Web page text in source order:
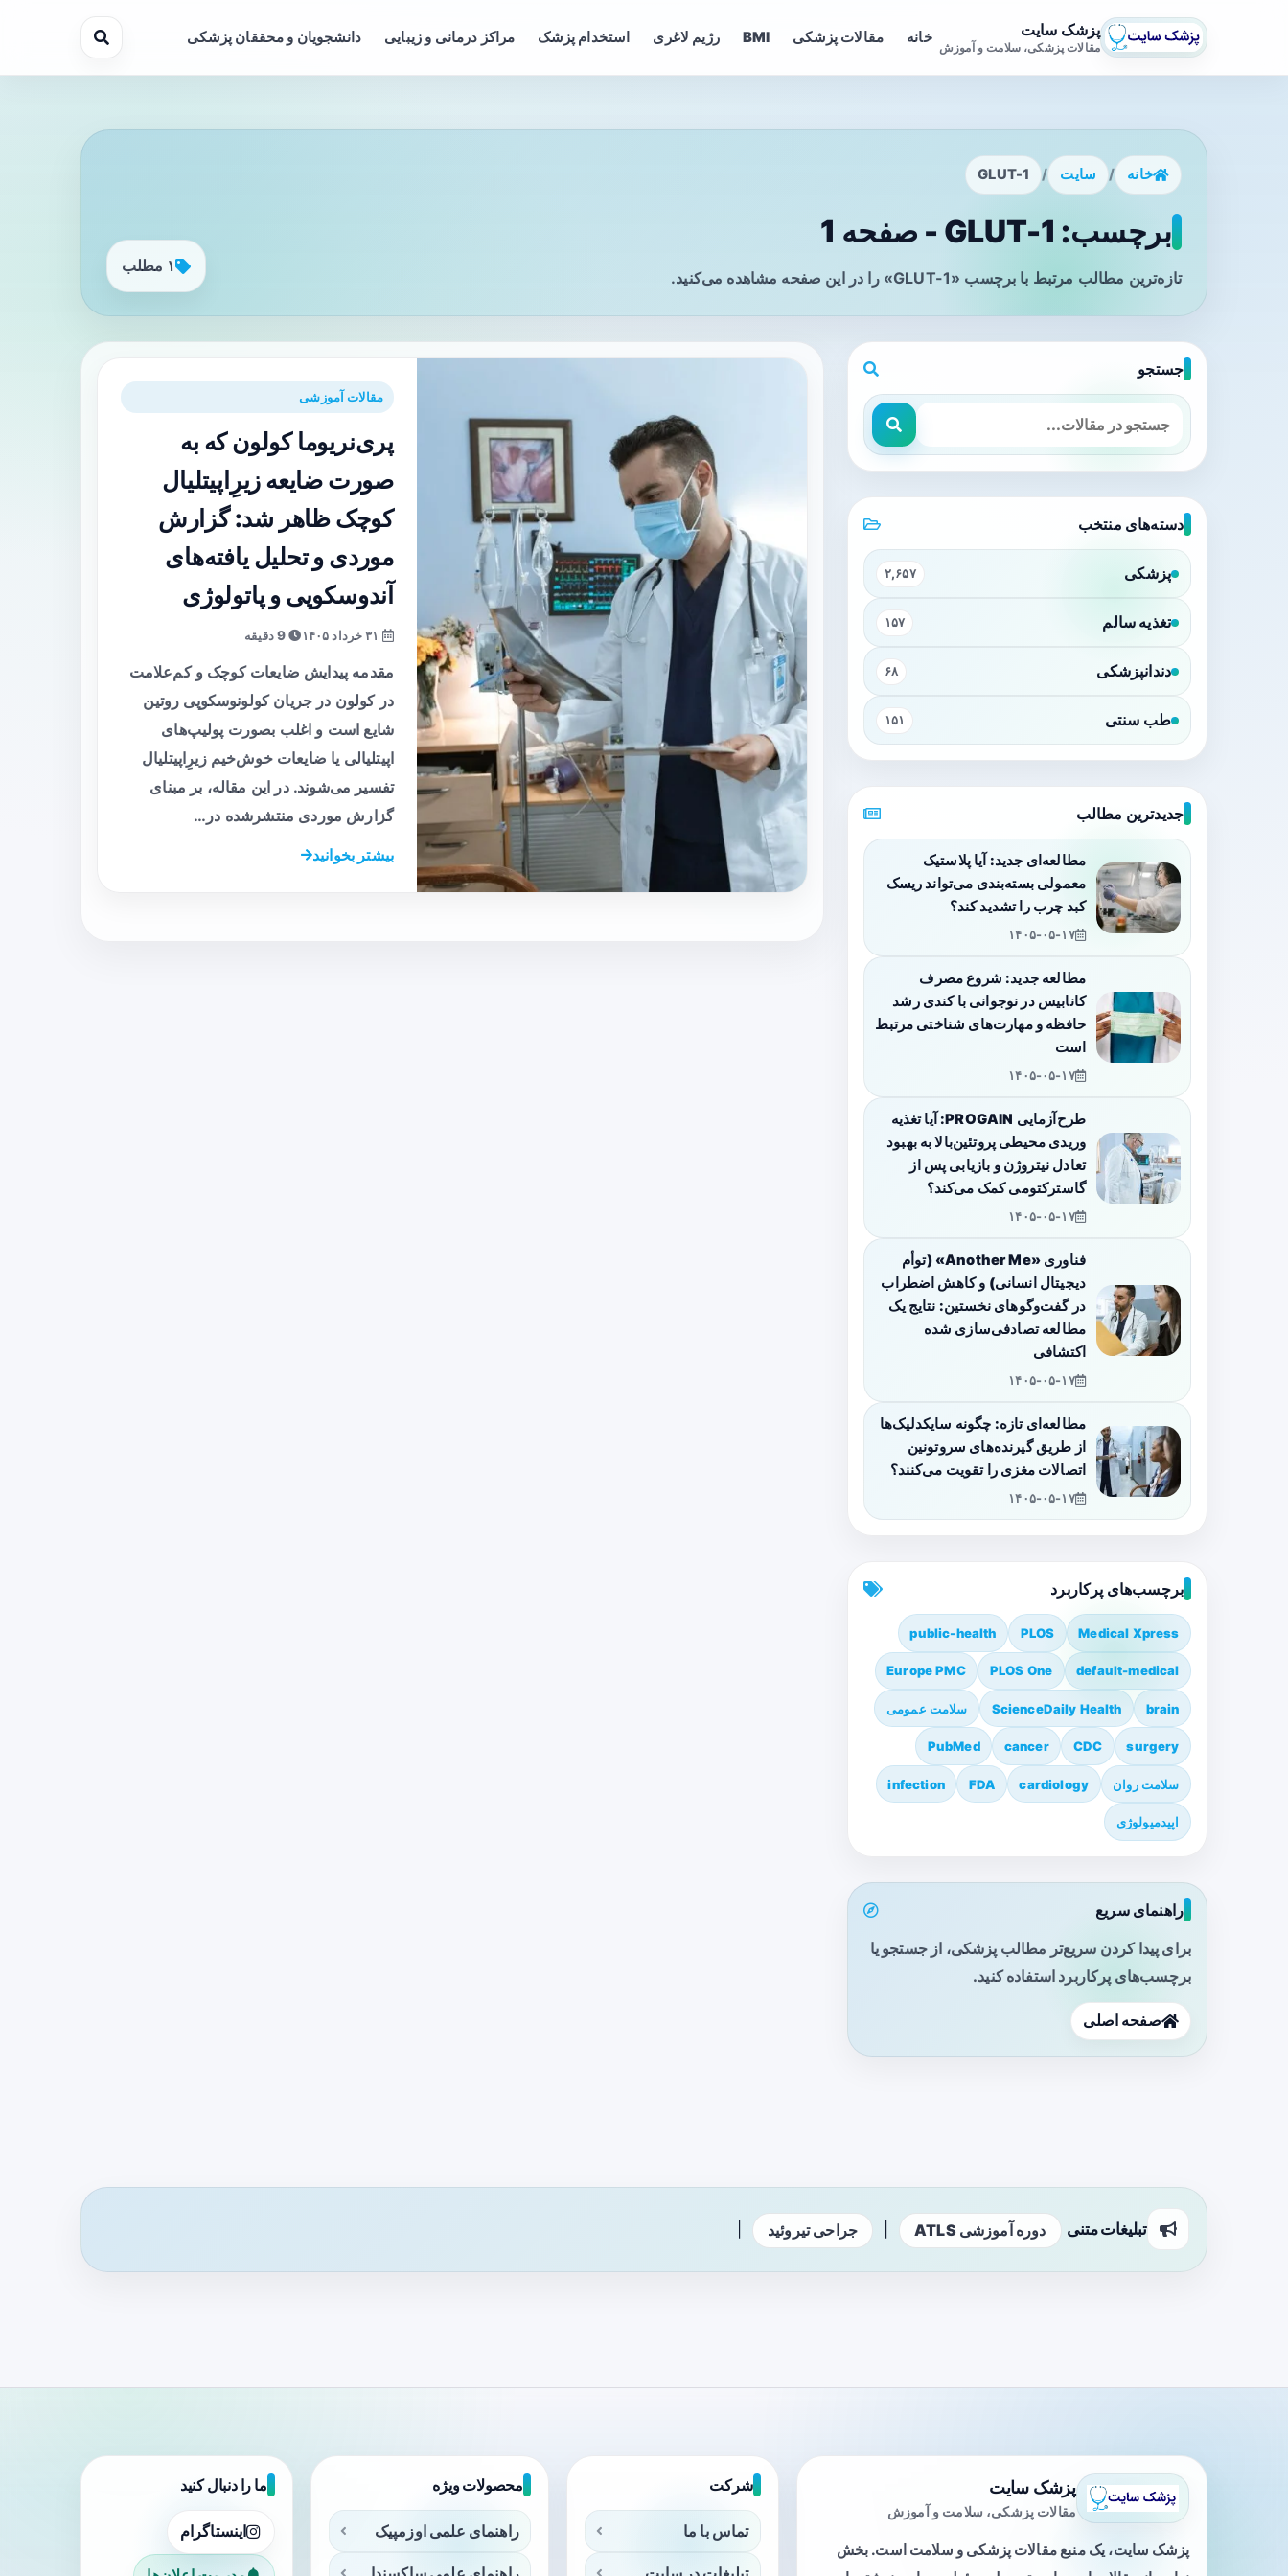
پزشک سایت
مقالات پزشکی، سلامت و آموزش
خانه مقالات پزشکی BMI رژیم لاغری استخدام پزشک مراکز درمانی و زیبایی دانشجویان و محققان پزشکی
خانه / سایت /
GLUT-1
برچسب: GLUT-1 - صفحه 1
تازه‌ترین مطالب مرتبط با برچسب «GLUT-1» را در این صفحه مشاهده می‌کنید.
۱ مطلب
مقالات آموزشی
پری‌نریوما کولون که به
صورت ضایعه زیرِ‌اپیتلیال
کوچک ظاهر شد: گزارش
موردی و تحلیل یافته‌های
آندوسکوپی و پاتولوژی
9 دقیقه
مقدمه پیدایش ضایعات کوچک و کم‌علامت
در کولون در جریان کولونوسکوپی روتین
شایع است و اغلب بصورت پولیپ‌های
اپیتلیالی یا ضایعات خوش‌خیم زیرِ‌اپیتلیال
تفسیر می‌شوند. در این مقاله، بر مبنای
گزارش موردی منتشرشده در…
بیشتر بخوانید
جستجو
دسته‌های منتخب
پزشکی ۲,۶۵۷
تغذیه سالم ۱۵۷
دندانپزشکی ۶۸
طب سنتی ۱۵۱
جدیدترین مطالب
مطالعه‌ای جدید: آیا پلاستیک
معمولی بسته‌بندی می‌تواند ریسک
کبد چرب را تشدید کند؟
۱۴۰۵-۰۵-۱۷
مطالعه جدید: شروع مصرف
کانابیس در نوجوانی با کندی رشد
حافظه و مهارت‌های شناختی مرتبط
است
۱۴۰۵-۰۵-۱۷
طرح‌آزمایی PROGAIN: آیا تغذیه
وریدی محیطی پروتئین‌بالا به بهبود
تعادل نیتروژن و بازیابی پس از
گاسترکتومی کمک می‌کند؟
۱۴۰۵-۰۵-۱۷
فناوری «Another Me» (توأم
دیجیتال انسانی) و کاهش اضطراب
در گفت‌وگوهای نخستین: نتایج یک
مطالعه تصادفی‌سازی شده
اکتشافی
۱۴۰۵-۰۵-۱۷
مطالعه‌ای تازه: چگونه سایکدلیک‌ها
از طریق گیرنده‌های سروتونین
اتصالات مغزی را تقویت می‌کنند؟
۱۴۰۵-۰۵-۱۷
برچسب‌های پرکاربرد
Medical Xpress
PLOS
public-health
default-medical
PLOS One
Europe PMC
brain
ScienceDaily Health سلامت عمومی
surgery
CDC
cancer
PubMed
سلامت روان cardiology
FDA
infection
اپیدمیولوژی
راهنمای سریع
برای پیدا کردن سریع‌تر مطالب پزشکی، از جستجو یا
برچسب‌های پرکاربرد استفاده کنید.
صفحه اصلی
تبلیغات متنی دوره آموزشی ATLS جراحی تیروئید
پزشک سایت
مقالات پزشکی، سلامت و آموزش
پزشک سایت، یک منبع مقالات پزشکی و سلامت است. بخش
شرکت
تماس با ما
محصولات ویژه
راهنمای علمی اوزمپیک
ما را دنبال کنید
اینستاگرام